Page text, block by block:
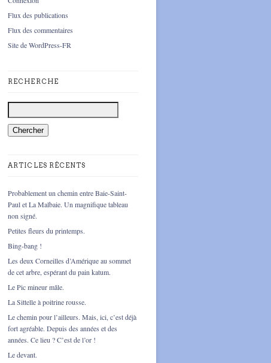
Flux des publications
Flux des commentaires
Site de WordPress-FR
RECHERCHE
ARTICLES RÉCENTS
Probablement un chemin entre Baie-Saint-
Paul et La Malbaie. Un magnifique tableau
non signé.
Petites fleurs du printemps.
Bing-bang !
Les deux Corneilles d’Amérique au sommet
de cet arbre, espérant du pain katum.
Le Pic mineur mâle.
La Sittelle à poitrine rousse.
Le chemin pour l’ailleurs. Mais, ici, c’est déjà
fort agréable. Depuis des années et des
années. Ce lieu ? C’est de l’or !
Le devant.